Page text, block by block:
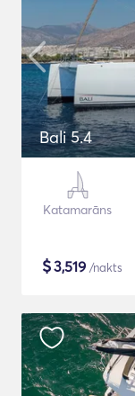
Bali 5.4
Katamarāns
$3,519 /nakts